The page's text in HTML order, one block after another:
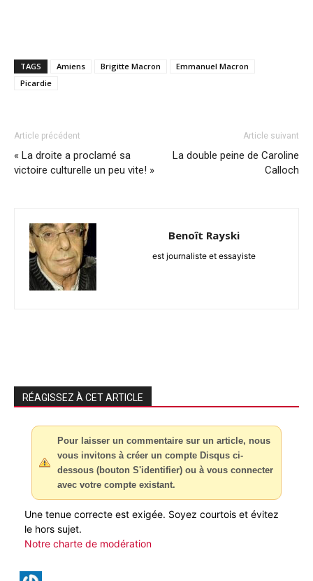
TAGS Amiens Brigitte Macron
Emmanuel Macron
Picardie
Article précédent
« La droite a proclamé sa
victoire culturelle un peu vite! »
Article suivant
La double peine de Caroline
Calloch
Benoît Rayski
est journaliste et essayiste
RÉAGISSEZ À CET ARTICLE
Pour laisser un commentaire sur un article, nous
vous invitons à créer un compte Disqus ci-
dessous (bouton S'identifier) ou à vous connecter
avec votre compte existant.
Une tenue correcte est exigée. Soyez courtois et évitez
le hors sujet.
Notre charte de modération